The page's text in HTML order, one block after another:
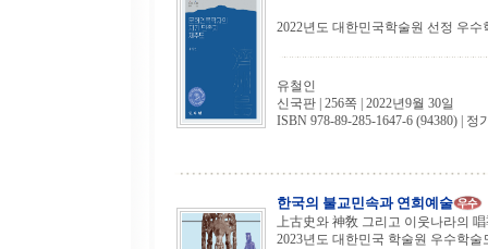
2022년도 대한민국학술원 선정 우수
유철인
신국판 | 256쪽 | 2022년9월 30일
ISBN 978-89-285-1647-6 (94380) | 정
한국의 불교민속과 연희예술
上古史와 神敎 그리고 이웃나라의
2023년도 대한민국 학술원 우수학술